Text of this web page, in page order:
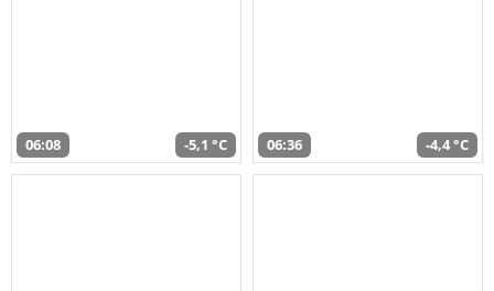
06:08 -5,1 °C 06:36 -4,4 °C